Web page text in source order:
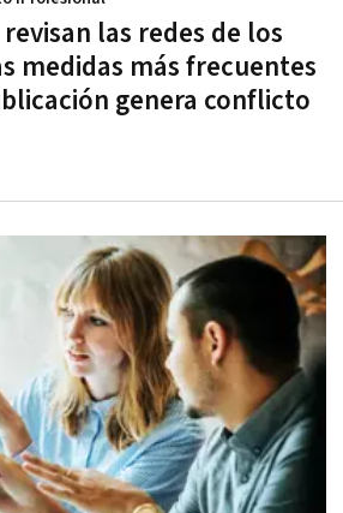
las redes de los
medidas más frecuentes
genera conflicto